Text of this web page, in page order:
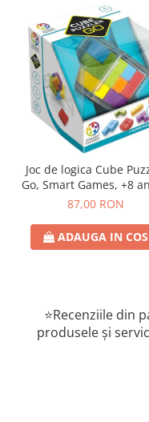
Joc de logica Cube
Go, Smart Games, +8
romana
87,00 RON
ADAUGA IN COS
⭐Recenziile din
produsele și